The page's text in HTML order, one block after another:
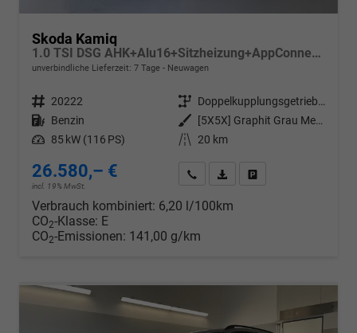
Skoda Kamiq
1.0 TSI DSG AHK+Alu16+Sitzheizung+AppConnect+GV5+LED+Nebel+Klima
unverbindliche Lieferzeit: 7 Tage Neuwagen
Fahrzeugnr. 20222 Getriebe
Doppelkupplungsgetriebe (DSG)
Kraftstoff Benzin Außenfarbe
[5X5X] Graphit Grau Metallic
Leistung 85 kW (116 PS) Kilometerstand 20 km
26.580,– €
incl. 19% MwSt.
Wir rufen Sie anPDF-Datei, Fahrzeugexposé
Verbrauch kombiniert: 6,20 l/100km
CO2-Klasse: E
CO2-Emissionen: 141,00 g/km